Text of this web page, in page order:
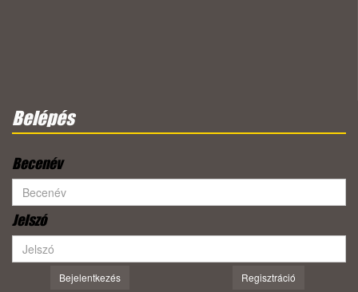
Belépés
Becenév
Jelszó
Bejelentkezés Regisztráció